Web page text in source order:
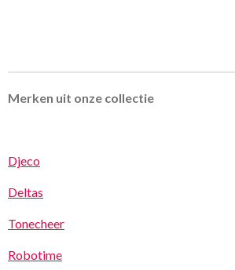
Merken uit onze collectie
Djeco
Deltas
Tonecheer
Robotime